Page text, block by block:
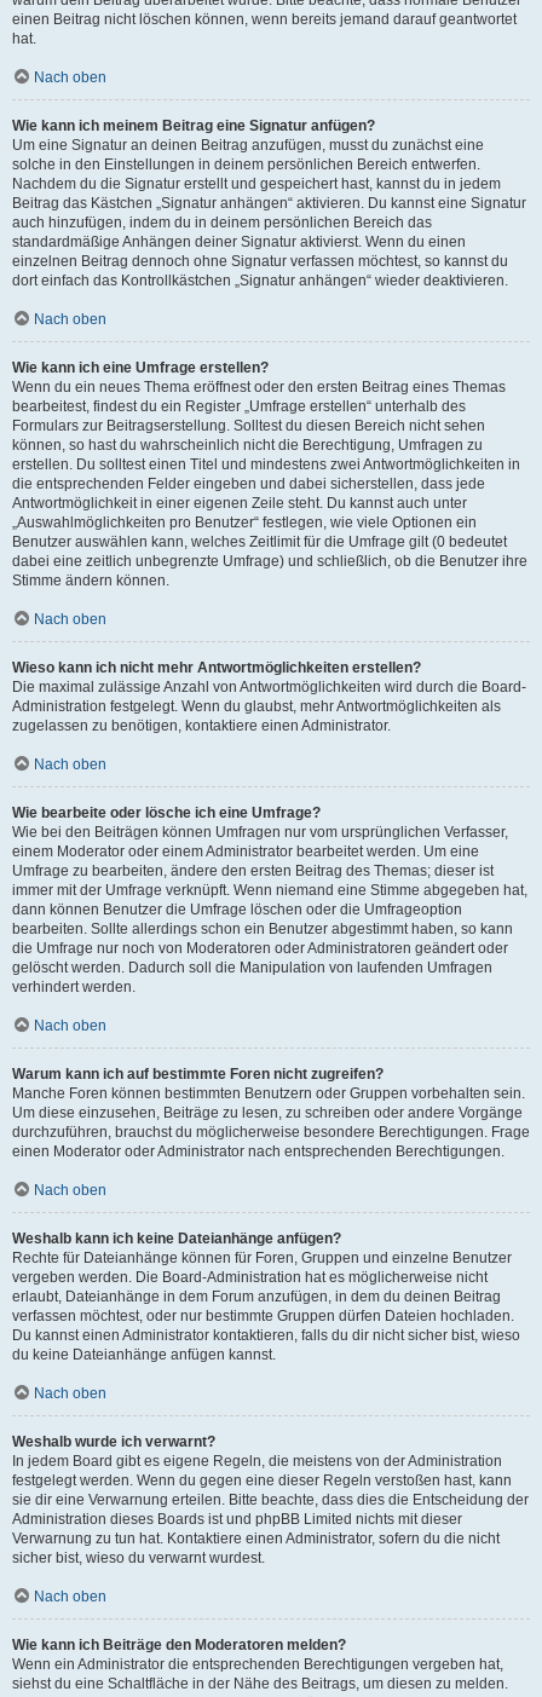
einen Beitrag nicht löschen können, wenn bereits jemand darauf geantwortet
hat.
Nach oben
Wie kann ich meinem Beitrag eine Signatur anfügen?
Um eine Signatur an deinen Beitrag anzufügen, musst du zunächst eine
solche in den Einstellungen in deinem persönlichen Bereich entwerfen.
Nachdem du die Signatur erstellt und gespeichert hast, kannst du in jedem
Beitrag das Kästchen „Signatur anhängen“ aktivieren. Du kannst eine Signatur
auch hinzufügen, indem du in deinem persönlichen Bereich das
standardmäßige Anhängen deiner Signatur aktivierst. Wenn du einen
einzelnen Beitrag dennoch ohne Signatur verfassen möchtest, so kannst du
dort einfach das Kontrollkästchen „Signatur anhängen“ wieder deaktivieren.
Nach oben
Wie kann ich eine Umfrage erstellen?
Wenn du ein neues Thema eröffnest oder den ersten Beitrag eines Themas
bearbeitest, findest du ein Register „Umfrage erstellen“ unterhalb des
Formulars zur Beitragserstellung. Solltest du diesen Bereich nicht sehen
können, so hast du wahrscheinlich nicht die Berechtigung, Umfragen zu
erstellen. Du solltest einen Titel und mindestens zwei Antwortmöglichkeiten in
die entsprechenden Felder eingeben und dabei sicherstellen, dass jede
Antwortmöglichkeit in einer eigenen Zeile steht. Du kannst auch unter
„Auswahlmöglichkeiten pro Benutzer“ festlegen, wie viele Optionen ein
Benutzer auswählen kann, welches Zeitlimit für die Umfrage gilt (0 bedeutet
dabei eine zeitlich unbegrenzte Umfrage) und schließlich, ob die Benutzer ihre
Stimme ändern können.
Nach oben
Wieso kann ich nicht mehr Antwortmöglichkeiten erstellen?
Die maximal zulässige Anzahl von Antwortmöglichkeiten wird durch die Board-
Administration festgelegt. Wenn du glaubst, mehr Antwortmöglichkeiten als
zugelassen zu benötigen, kontaktiere einen Administrator.
Nach oben
Wie bearbeite oder lösche ich eine Umfrage?
Wie bei den Beiträgen können Umfragen nur vom ursprünglichen Verfasser,
einem Moderator oder einem Administrator bearbeitet werden. Um eine
Umfrage zu bearbeiten, ändere den ersten Beitrag des Themas; dieser ist
immer mit der Umfrage verknüpft. Wenn niemand eine Stimme abgegeben hat,
dann können Benutzer die Umfrage löschen oder die Umfrageoption
bearbeiten. Sollte allerdings schon ein Benutzer abgestimmt haben, so kann
die Umfrage nur noch von Moderatoren oder Administratoren geändert oder
gelöscht werden. Dadurch soll die Manipulation von laufenden Umfragen
verhindert werden.
Nach oben
Warum kann ich auf bestimmte Foren nicht zugreifen?
Manche Foren können bestimmten Benutzern oder Gruppen vorbehalten sein.
Um diese einzusehen, Beiträge zu lesen, zu schreiben oder andere Vorgänge
durchzuführen, brauchst du möglicherweise besondere Berechtigungen. Frage
einen Moderator oder Administrator nach entsprechenden Berechtigungen.
Nach oben
Weshalb kann ich keine Dateianhänge anfügen?
Rechte für Dateianhänge können für Foren, Gruppen und einzelne Benutzer
vergeben werden. Die Board-Administration hat es möglicherweise nicht
erlaubt, Dateianhänge in dem Forum anzufügen, in dem du deinen Beitrag
verfassen möchtest, oder nur bestimmte Gruppen dürfen Dateien hochladen.
Du kannst einen Administrator kontaktieren, falls du dir nicht sicher bist, wieso
du keine Dateianhänge anfügen kannst.
Nach oben
Weshalb wurde ich verwarnt?
In jedem Board gibt es eigene Regeln, die meistens von der Administration
festgelegt werden. Wenn du gegen eine dieser Regeln verstoßen hast, kann
sie dir eine Verwarnung erteilen. Bitte beachte, dass dies die Entscheidung der
Administration dieses Boards ist und phpBB Limited nichts mit dieser
Verwarnung zu tun hat. Kontaktiere einen Administrator, sofern du die nicht
sicher bist, wieso du verwarnt wurdest.
Nach oben
Wie kann ich Beiträge den Moderatoren melden?
Wenn ein Administrator die entsprechenden Berechtigungen vergeben hat,
siehst du eine Schaltfläche in der Nähe des Beitrags, um diesen zu melden.